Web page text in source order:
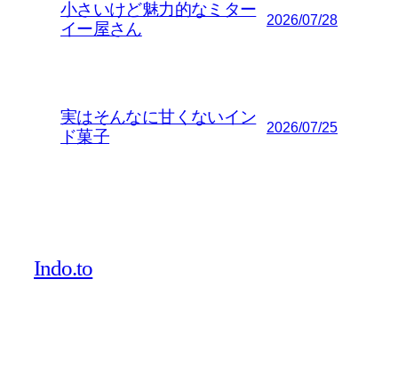
小さいけど魅力的なミター
イー屋さん
2026/07/28
実はそんなに甘くないイン
ド菓子
2026/07/25
Indo.to